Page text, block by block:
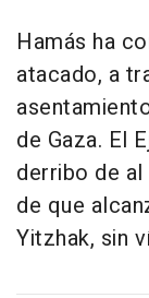
Hamás ha
atacado, a
de Gaza. El
derribo de
de que
Yitzhak, sin